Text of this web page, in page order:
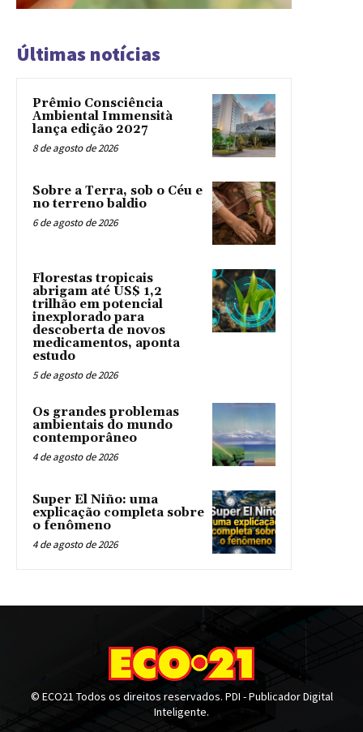
Últimas notícias
Prêmio Consciência
Ambiental Immensità
lança edição 2027
8 de agosto de 2026
Sobre a Terra, sob o Céu e
no terreno baldio
6 de agosto de 2026
Florestas tropicais
abrigam até US$ 1,2
trilhão em potencial
inexplorado para
descoberta de novos
medicamentos, aponta
estudo
5 de agosto de 2026
Os grandes problemas
ambientais do mundo
contemporâneo
4 de agosto de 2026
Super El Niño: uma
explicação completa sobre
o fenômeno
4 de agosto de 2026
© ECO21 Todos os direitos reservados. PDI - Publicador Digital
Inteligente.